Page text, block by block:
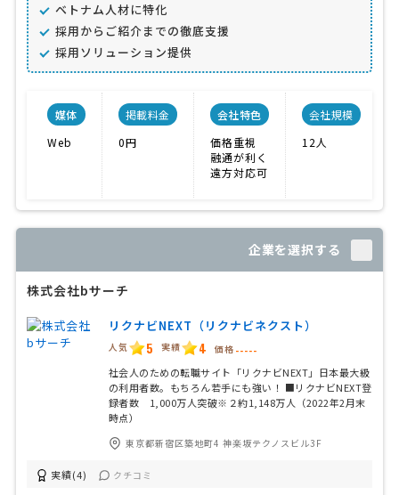
ベトナム人材に特化
採用からご紹介までの徹底支援
採用ソリューション提供
媒体
Web
掲載料金
0円
会社特色
価格重視
融通が利く
遠方対応可
会社規模
12人
企業を選択する
株式会社bサーチ
リクナビNEXT（リクナビネクスト）
人気 5 実績 4 価格 -----
社会人のための転職サイト「リクナビNEXT」日本最大級
の利用者数。もちろん若手にも強い！ ■リクナビNEXT登
録者数 1,000万人突破※２約1,148万人（2022年2月末
時点）
東京都新宿区築地町4 神楽坂テクノスビル3F
実績(4) クチコミ